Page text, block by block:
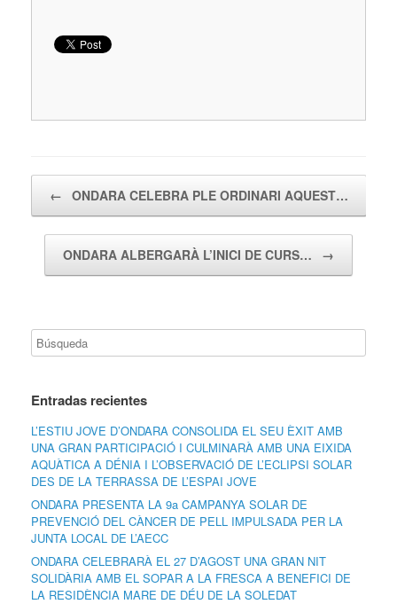
← ONDARA CELEBRA PLE ORDINARI AQUEST…
ONDARA ALBERGARÀ L’INICI DE CURS… →
Entradas recientes
L’ESTIU JOVE D’ONDARA CONSOLIDA EL SEU ÈXIT AMB
UNA GRAN PARTICIPACIÓ I CULMINARÀ AMB UNA EIXIDA
AQUÀTICA A DÉNIA I L’OBSERVACIÓ DE L’ECLIPSI SOLAR
DES DE LA TERRASSA DE L’ESPAI JOVE
ONDARA PRESENTA LA 9a CAMPANYA SOLAR DE
PREVENCIÓ DEL CÀNCER DE PELL IMPULSADA PER LA
JUNTA LOCAL DE L’AECC
ONDARA CELEBRARÀ EL 27 D’AGOST UNA GRAN NIT
SOLIDÀRIA AMB EL SOPAR A LA FRESCA A BENEFICI DE
LA RESIDÈNCIA MARE DE DÉU DE LA SOLEDAT